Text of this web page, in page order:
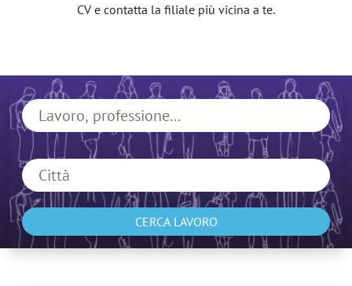
CV e contatta la filiale più vicina a te.
CERCA LAVORO